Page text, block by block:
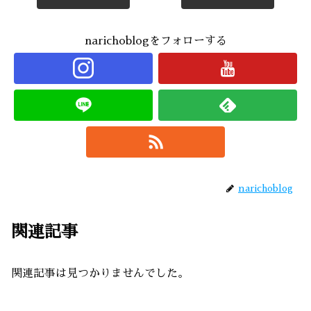
narichoblogをフォローする
narichoblog
関連記事
関連記事は見つかりませんでした。